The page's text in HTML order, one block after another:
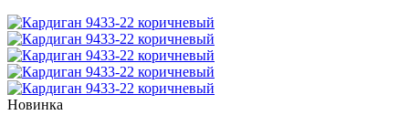
Новинка